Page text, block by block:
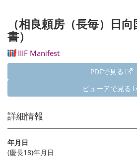
（相良頼房（長毎）日
書）
IIIF Manifest
PDFで見る
ビューアで見る
詳細情報
年月日
(慶長18)年月日